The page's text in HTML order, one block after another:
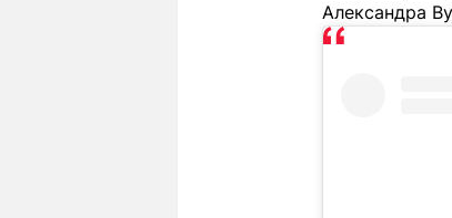
Александра